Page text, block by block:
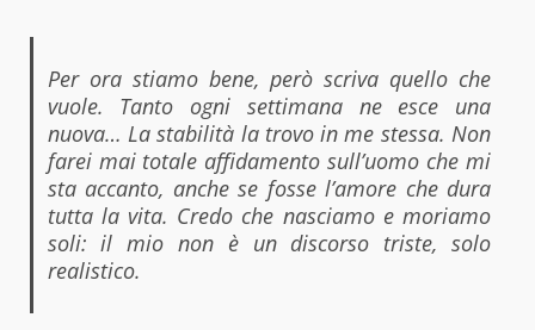
Per ora stiamo bene, però scriva quello che
vuole. Tanto ogni settimana ne esce una
nuova… La stabilità la trovo in me stessa. Non
farei mai totale affidamento sull’uomo che mi
sta accanto, anche se fosse l’amore che dura
tutta la vita. Credo che nasciamo e moriamo
soli: il mio non è un discorso triste, solo
realistico.